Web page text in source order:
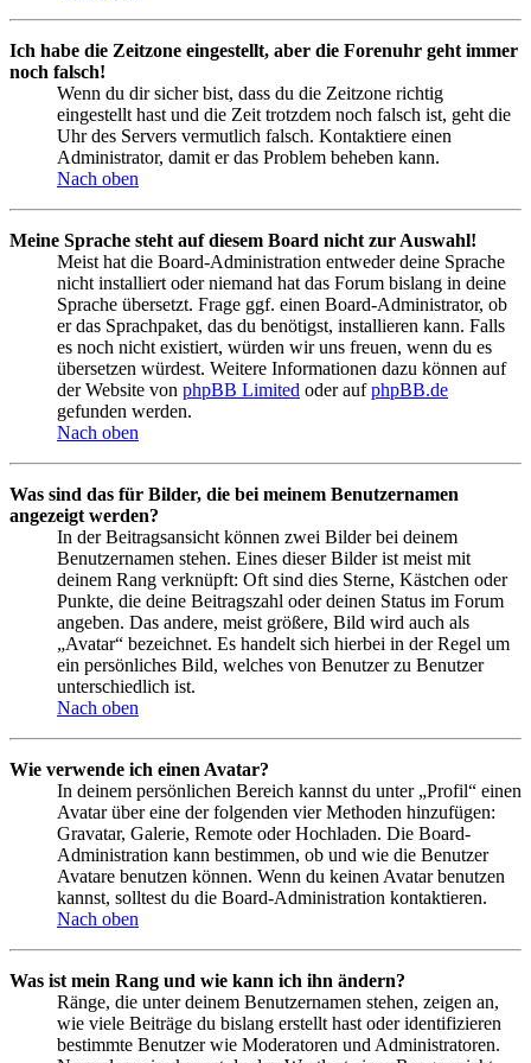
Ich habe die Zeitzone eingestellt, aber die Forenuhr geht immer
noch falsch!
Wenn du dir sicher bist, dass du die Zeitzone richtig
eingestellt hast und die Zeit trotzdem noch falsch ist, geht die
Uhr des Servers vermutlich falsch. Kontaktiere einen
Administrator, damit er das Problem beheben kann.
Nach oben
Meine Sprache steht auf diesem Board nicht zur Auswahl!
Meist hat die Board-Administration entweder deine Sprache
nicht installiert oder niemand hat das Forum bislang in deine
Sprache übersetzt. Frage ggf. einen Board-Administrator, ob
er das Sprachpaket, das du benötigst, installieren kann. Falls
es noch nicht existiert, würden wir uns freuen, wenn du es
übersetzen würdest. Weitere Informationen dazu können auf
der Website von phpBB Limited oder aufphpBB.de
gefunden werden.
Nach oben
Was sind das für Bilder, die bei meinem Benutzernamen
angezeigt werden?
In der Beitragsansicht können zwei Bilder bei deinem
Benutzernamen stehen. Eines dieser Bilder ist meist mit
deinem Rang verknüpft: Oft sind dies Sterne, Kästchen oder
Punkte, die deine Beitragszahl oder deinen Status im Forum
angeben. Das andere, meist größere, Bild wird auch als
„Avatar“ bezeichnet. Es handelt sich hierbei in der Regel um
ein persönliches Bild, welches von Benutzer zu Benutzer
unterschiedlich ist.
Nach oben
Wie verwende ich einen Avatar?
In deinem persönlichen Bereich kannst du unter „Profil“ einen
Avatar über eine der folgenden vier Methoden hinzufügen:
Gravatar, Galerie, Remote oder Hochladen. Die Board-
Administration kann bestimmen, ob und wie die Benutzer
Avatare benutzen können. Wenn du keinen Avatar benutzen
kannst, solltest du die Board-Administration kontaktieren.
Nach oben
Was ist mein Rang und wie kann ich ihn ändern?
Ränge, die unter deinem Benutzernamen stehen, zeigen an,
wie viele Beiträge du bislang erstellt hast oder identifizieren
bestimmte Benutzer wie Moderatoren und Administratoren.